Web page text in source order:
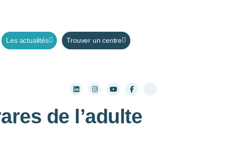
Les actualités Trouver un centre
de l’adulte